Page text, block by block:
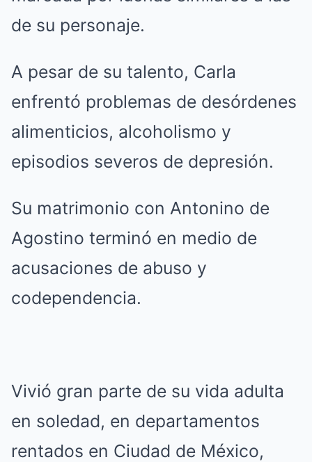
de su personaje.
A pesar de su talento, Carla
enfrentó problemas de desórdenes
alimenticios, alcoholismo y
episodios severos de depresión.
Su matrimonio con Antonino de
Agostino terminó en medio de
acusaciones de abuso y
codependencia.
Vivió gran parte de su vida adulta
en soledad, en departamentos
rentados en Ciudad de México,